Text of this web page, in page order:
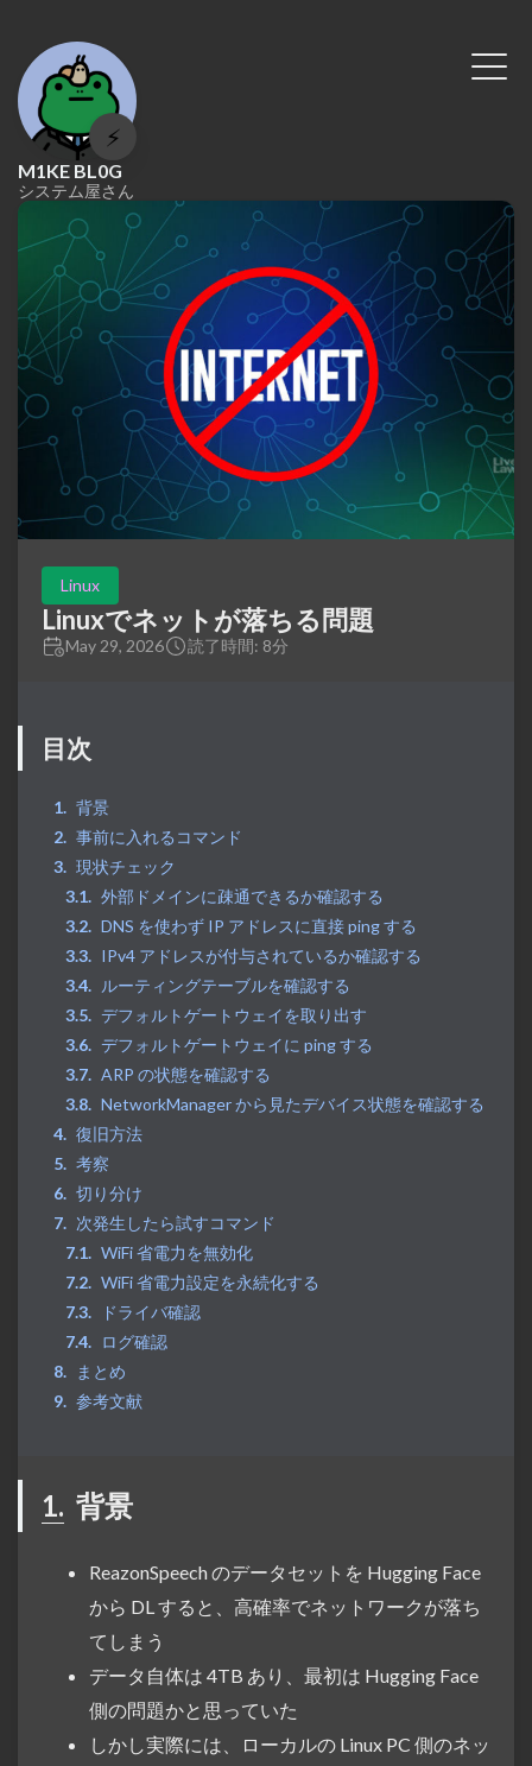
⚡
M1KE BL0G
システム屋さん
Linux
Linuxでネットが落ちる問題
May 29, 2026 読了時間: 8分
目次
背景
事前に入れるコマンド
現状チェック
外部ドメインに疎通できるか確認する
DNS を使わず IP アドレスに直接 ping する
IPv4 アドレスが付与されているか確認する
ルーティングテーブルを確認する
デフォルトゲートウェイを取り出す
デフォルトゲートウェイに ping する
ARP の状態を確認する
NetworkManager から見たデバイス状態を確認する
復旧方法
考察
切り分け
次発生したら試すコマンド
WiFi 省電力を無効化
WiFi 省電力設定を永続化する
ドライバ確認
ログ確認
まとめ
参考文献
1. 背景
ReazonSpeech のデータセットを Hugging Face
から DL すると、高確率でネットワークが落ち
てしまう
データ自体は 4TB あり、最初は Hugging Face
側の問題かと思っていた
しかし実際には、ローカルの Linux PC 側のネッ